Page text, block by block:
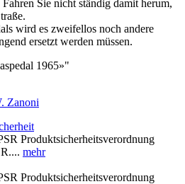
Sie nicht ständig damit herum,
wird es zweifellos noch andere
ersetzt werden müssen.
1965»"
Zanoni
Produktsicherheitsverordnung
mehr
Produktsicherheitsverordnung